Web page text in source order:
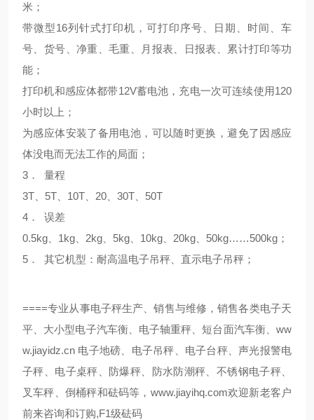
米；
带微型16列针式打印机，可打印序号、日期、时间、车
号、货号、净重、毛重、月报表、日报表、累计打印等功
能；
打印机和感应体都带12V蓄电池，充电一次可连续使用120
小时以上；
为感应体安装了备用电池，可以随时更换，避免了因感应
体没电而无法工作的局面；
3． 量程
3T、5T、10T、20、30T、50T
4． 误差
0.5kg、1kg、2kg、5kg、10kg、20kg、50kg……500kg；
5． 其它机型：耐高温电子吊秤、直示电子吊秤；
====专业从事电子秤生产、销售与维修，销售各类电子天
平、大小型电子汽车衡、电子轴重秤、短台面汽车衡、 ww
w.jiayidz.cn 电子地磅、电子吊秤、电子台秤、声光报警电
子秤、电子桌秤、防爆秤、防水防潮秤、不锈钢电子秤、
叉车秤、倒桶秤和砝码等， www.jiayihq.com欢迎新老客户
前来咨询和订购,F1级砝码